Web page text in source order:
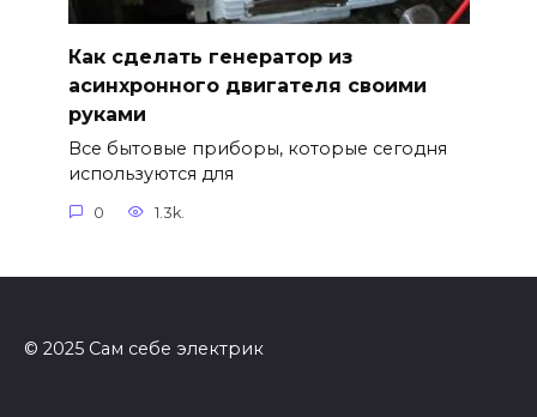
Как сделать генератор из
асинхронного двигателя своими
руками
Все бытовые приборы, которые сегодня
используются для
0 1.3k.
© 2025 Сам себе электрик